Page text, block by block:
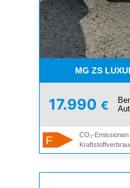
MG ZS
17.990 €
F
CO₂-